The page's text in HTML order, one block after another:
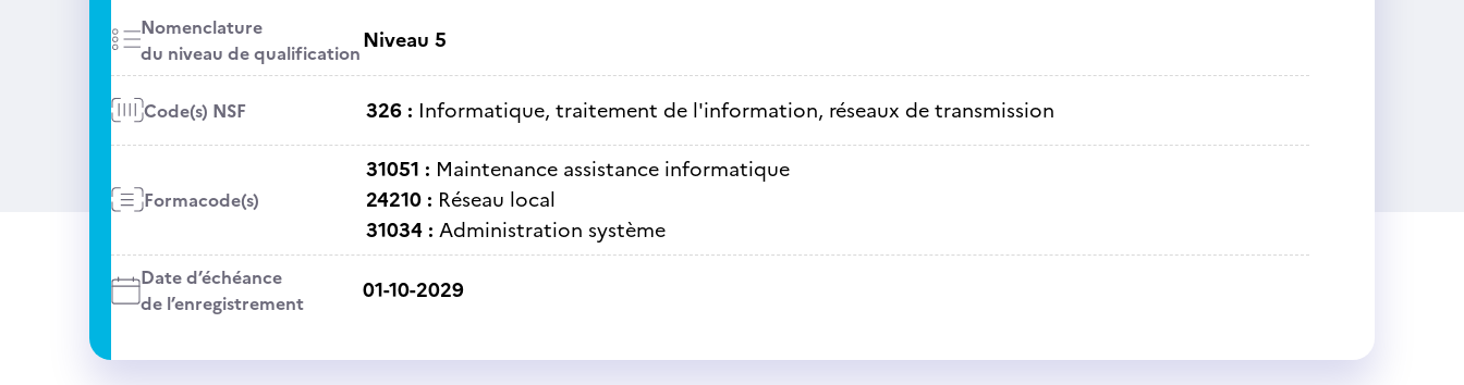
Nomenclature
du niveau de qualificationNiveau 5
Code(s) NSF 326 : Informatique, traitement de l'information, réseaux de transmission
Formacode(s)
31051 : Maintenance assistance informatique
24210 : Réseau local
31034 : Administration système
Date d’échéance
de l’enregistrement
01-10-2029